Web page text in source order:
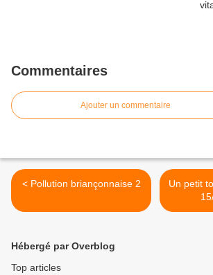
Commentaires
Ajouter un commentaire
< Pollution briançonnaise 2
Un petit
Hébergé par Overblog
Top articles